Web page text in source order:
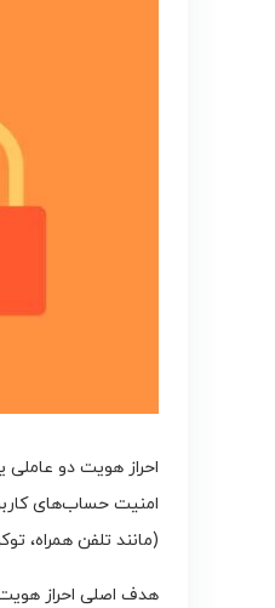
(مانند تلفن همراه،
هدف اصلی احراز